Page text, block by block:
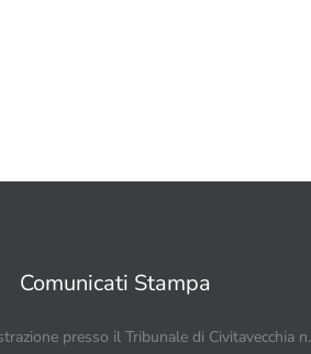
Comunicati Stampa
presso il Tribunale di Civitavecchia